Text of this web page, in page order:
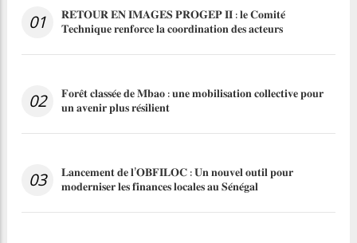
01 𝐑𝐄𝐓𝐎𝐔𝐑 𝐄𝐍 𝐈𝐌𝐀𝐆𝐄𝐒 𝐏𝐑𝐎𝐆𝐄𝐏 𝐈𝐈 : 𝐥𝐞 𝐂𝐨𝐦𝐢𝐭𝐞́
𝐓𝐞𝐜𝐡𝐧𝐢𝐪𝐮𝐞 𝐫𝐞𝐧𝐟𝐨𝐫𝐜𝐞 𝐥𝐚 𝐜𝐨𝐨𝐫𝐝𝐢𝐧𝐚𝐭𝐢𝐨𝐧 𝐝𝐞𝐬 𝐚𝐜𝐭𝐞𝐮𝐫𝐬
02 𝐅𝐨𝐫𝐞̂𝐭 𝐜𝐥𝐚𝐬𝐬𝐞́𝐞 𝐝𝐞 𝐌𝐛𝐚𝐨 : 𝐮𝐧𝐞 𝐦𝐨𝐛𝐢𝐥𝐢𝐬𝐚𝐭𝐢𝐨𝐧 𝐜𝐨𝐥𝐥𝐞𝐜𝐭𝐢𝐯𝐞 𝐩𝐨𝐮𝐫
𝐮𝐧 𝐚𝐯𝐞𝐧𝐢𝐫 𝐩𝐥𝐮𝐬 𝐫𝐞́𝐬𝐢𝐥𝐢𝐞𝐧𝐭
03 𝐋𝐚𝐧𝐜𝐞𝐦𝐞𝐧𝐭 𝐝𝐞 𝐥’𝐎𝐁𝐅𝐈𝐋𝐎𝐂 : 𝐔𝐧 𝐧𝐨𝐮𝐯𝐞𝐥 𝐨𝐮𝐭𝐢𝐥 𝐩𝐨𝐮𝐫
𝐦𝐨𝐝𝐞𝐫𝐧𝐢𝐬𝐞𝐫 𝐥𝐞𝐬 𝐟𝐢𝐧𝐚𝐧𝐜𝐞𝐬 𝐥𝐨𝐜𝐚𝐥𝐞𝐬 𝐚𝐮 𝐒𝐞́𝐧𝐞́𝐠𝐚𝐥